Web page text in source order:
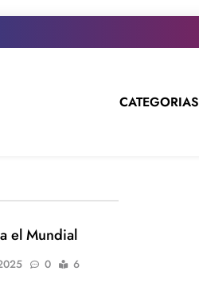
CATEGORIAS
el Mundial
0
6